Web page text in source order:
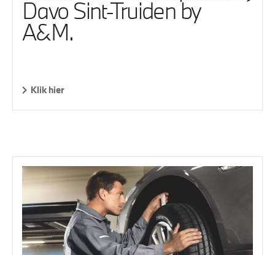
Davo Sint-Truiden by
A&M.
Klik hier